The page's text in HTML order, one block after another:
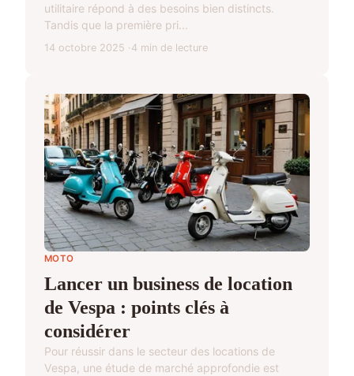
utilitaire répond à des besoins bien distincts.
Tandis que la première pri...
14 octobre 2025 4 min de lecture
MOTO
Lancer un business de location
de Vespa : points clés à
considérer
Pour réussir dans le secteur des locations de
Vespa, une étude de marché approfondie est